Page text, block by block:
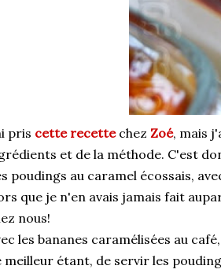
pris cette recettechez Zoé, mais
et de la méthode. C'est
poudings au caramel écossais,
que je n'en avais jamais fait
nous!
les bananes caramélisées au
meilleur étant, de servir les